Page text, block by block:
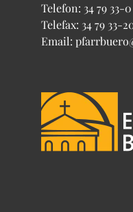
Telefon: 34 79 33-0
Telefax: 34 79 33-
Email: